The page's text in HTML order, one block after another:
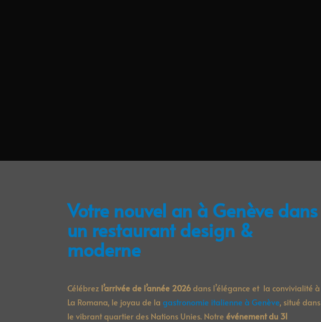
Votre nouvel an à Genève dans
un restaurant design &
moderne
Célébrez l’arrivée de l’année 2026 dans l’élégance et la convivialité à
La Romana, le joyau de lagastronomie italienne à Genève, situé dans
le vibrant quartier des Nations Unies. Notreévénement du 31